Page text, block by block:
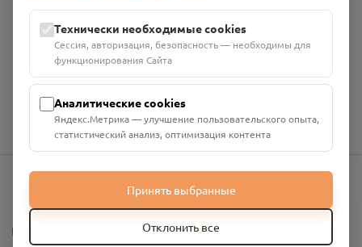
Проект Помним»
ИНН: 6700029207 ОГРН: 1256700001986
Юридический адрес: 216790, Смоленская область, р-н
Руднянский, г. Рудня, улица Западная, д. 26А, пом. 18
Номер счёта: 40702810901130004287 в АО "АЛЬФА-БАНК"
info@pomnim.online
Технически необходимые cookies
Сессия, авторизация, безопасность — необходимы для
функционирования Сайта
Аналитические cookies
Яндекс.Метрика — улучшение пользовательского опыта,
статистический анализ, оптимизация контента
Принять выбранные
Отклонить все